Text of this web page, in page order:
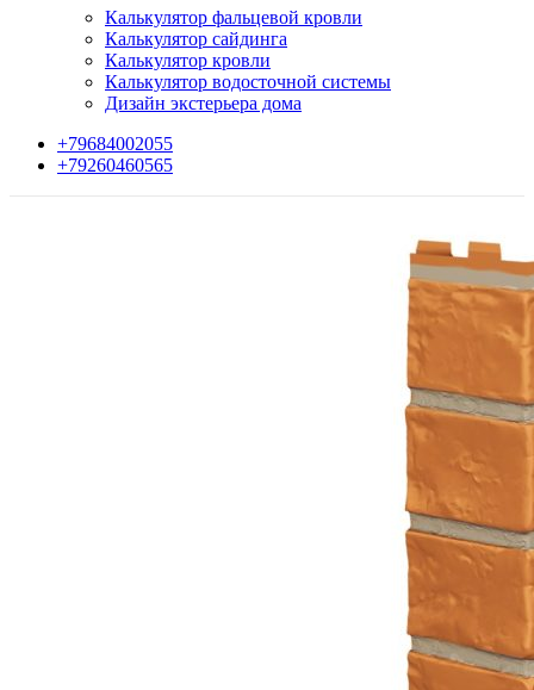
Калькулятор фальцевой кровли
Калькулятор сайдинга
Калькулятор кровли
Калькулятор водосточной системы
Дизайн экстерьера дома
+79684002055
+79260460565